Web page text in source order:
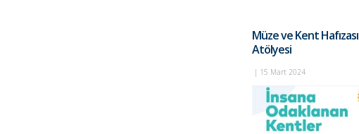
Müze ve Kent Hafızası
Atölyesi
| 15 Mart 2024